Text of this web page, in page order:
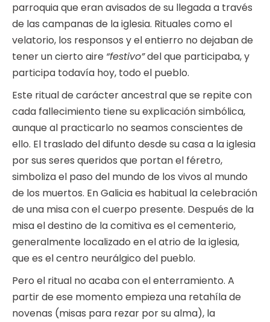
parroquia que eran avisados de su llegada a través
de las campanas de la iglesia. Rituales como el
velatorio, los responsos y el entierro no dejaban de
tener un cierto aire “festivo”del que participaba, y
participa todavía hoy, todo el pueblo.
Este ritual de carácter ancestral que se repite con
cada fallecimiento tiene su explicación simbólica,
aunque al practicarlo no seamos conscientes de
ello. El traslado del difunto desde su casa a la iglesia
por sus seres queridos que portan el féretro,
simboliza el paso del mundo de los vivos al mundo
de los muertos. En Galicia es habitual la celebración
de una misa con el cuerpo presente. Después de la
misa el destino de la comitiva es el cementerio,
generalmente localizado en el atrio de la iglesia,
que es el centro neurálgico del pueblo.
Pero el ritual no acaba con el enterramiento. A
partir de ese momento empieza una retahíla de
novenas (misas para rezar por su alma), la